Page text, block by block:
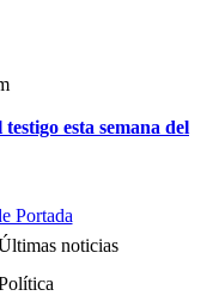
esta semana del
Portada
noticias